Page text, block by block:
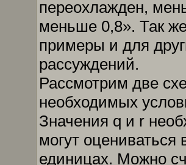
переохлажден,
меньше 0,8». Так
примеры и для
рассуждений.
Рассмотрим две
необходимых
Значения q и r
могут оцениваться
единицах. Можно